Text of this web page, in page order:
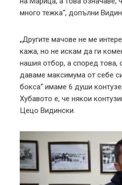
много тежка“, допълни
„Другите мачове не ме
кажа, но не искам да ги
нашия отбор, а според това,
даваме максимума от себе
бокса“ имаме 6 души
Хубавото е, че някои
Цецо Видински.